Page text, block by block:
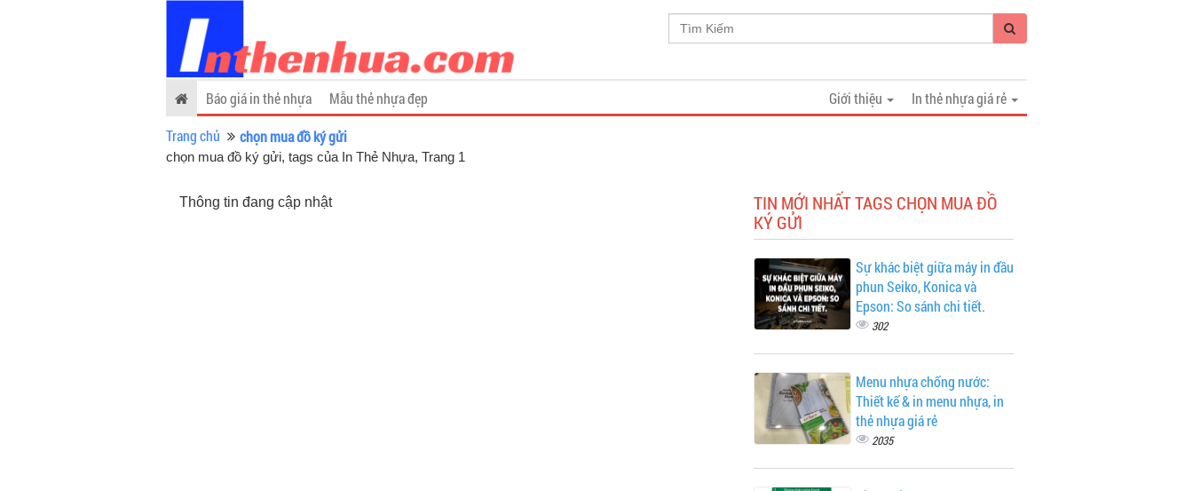
In thẻ nhựa giá rẻ
Báo giá in thẻ nhựa Mẫu thẻ nhựa đẹp
Giới thiệu
Trang chủ
chọn mua đồ ký gửi
chọn mua đồ ký gửi, tags của In Thẻ Nhựa, Trang 1
Thông tin đang cập nhật
TIN MỚI NHẤT TAGS CHỌN MUA ĐỒ
KÝ GỬI
Sự khác biệt giữa máy in đầu
phun Seiko, Konica và
Epson: So sánh chi tiết.
302
Menu nhựa chống nước:
Thiết kế & in menu nhựa, in
thẻ nhựa giá rẻ
2035